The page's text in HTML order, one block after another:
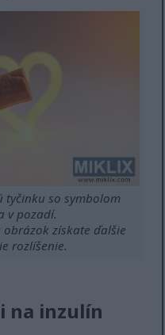
tyčinku so symbolom
v pozadí.
získate ďalšie
rozlíšenie.
na inzulín